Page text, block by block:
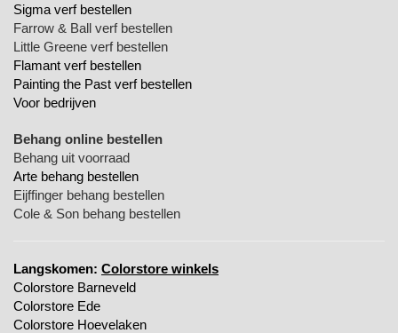
Sigma verf bestellen
Farrow & Ball verf bestellen
Little Greene verf bestellen
Flamant verf bestellen
Painting the Past verf bestellen
Voor bedrijven
Behang online bestellen
Behang uit voorraad
Arte behang bestellen
Eijffinger behang bestellen
Cole & Son behang bestellen
Langskomen: Colorstore winkels
Colorstore Barneveld
Colorstore Ede
Colorstore Hoevelaken